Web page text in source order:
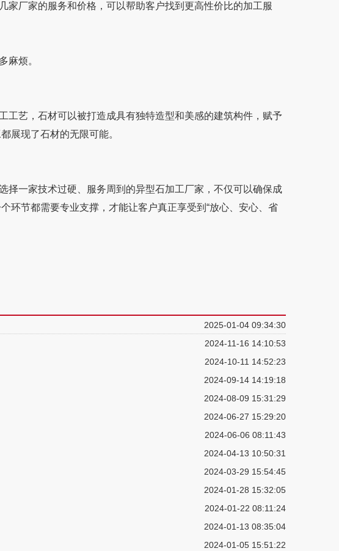
解几家厂家的服务和价格，可以帮助客户找到更高性价比的加工服
。
艺，石材可以被打造成具有独特造型和美感的建筑构件，赋予
展现了石材的无限可能。
择一家技术过硬、服务周到的异型石加工厂家，不仅可以确保成
个环节都需要专业支撑，才能让客户真正享受到“放心、安心、省
2025-01-04 09:34:30
2024-11-16 14:10:53
2024-10-11 14:52:23
2024-09-14 14:19:18
2024-08-09 15:31:29
2024-06-27 15:29:20
2024-06-06 08:11:43
2024-04-13 10:50:31
2024-03-29 15:54:45
2024-01-28 15:32:05
2024-01-22 08:11:24
2024-01-13 08:35:04
2024-01-05 15:51:22